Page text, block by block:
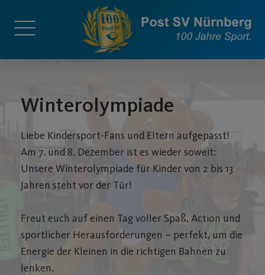
Winterolympiade
Liebe Kindersport-Fans und Eltern aufgepasst!
Am 7. und 8. Dezember ist es wieder soweit:
Unsere Winterolympiade für Kinder von 2 bis 13
Jahren steht vor der Tür!
Freut euch auf einen Tag voller Spaß, Action und
sportlicher Herausforderungen – perfekt, um die
Energie der Kleinen in die richtigen Bahnen zu
lenken.